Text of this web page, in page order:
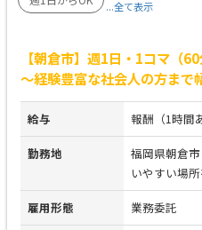
...全て表示
【朝倉市】週1日・1コマ（
～経験豊富な社会人の方まで
給与 報酬（1時間
勤務地
福岡県朝倉
いやすい場
雇用形態 業務委託